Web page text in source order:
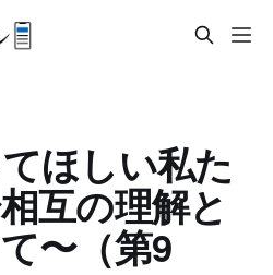
ほしい私た
互の理解と
〜（第9